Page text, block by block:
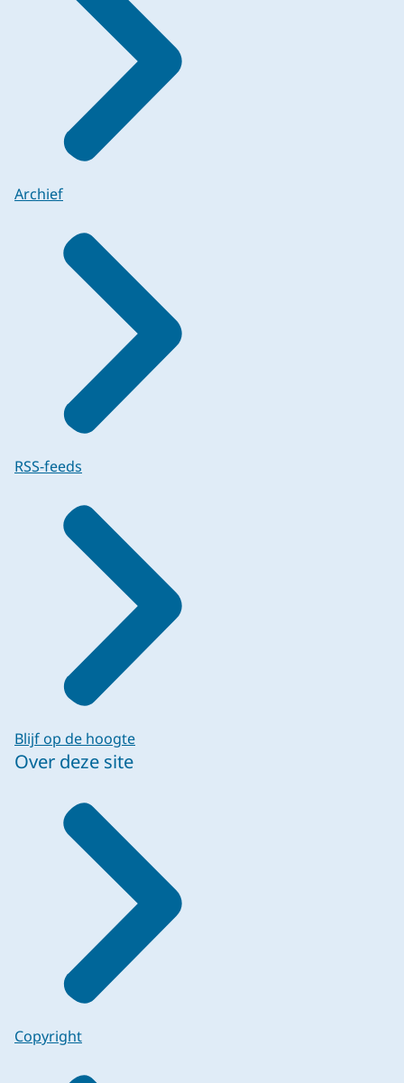
Archief
RSS-feeds
Blijf op de hoogte
Over deze site
Copyright